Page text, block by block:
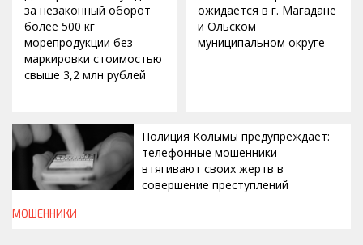
за незаконный оборот
более 500 кг
морепродукции без
маркировки стоимостью
свыше 3,2 млн рублей
ожидается в г. Магадане
и Ольском
муниципальном округе
СЕГОДНЯ, 19:00
Полиция Колымы предупреждает:
телефонные мошенники
втягивают своих жертв в
совершение преступлений
МОШЕННИКИ